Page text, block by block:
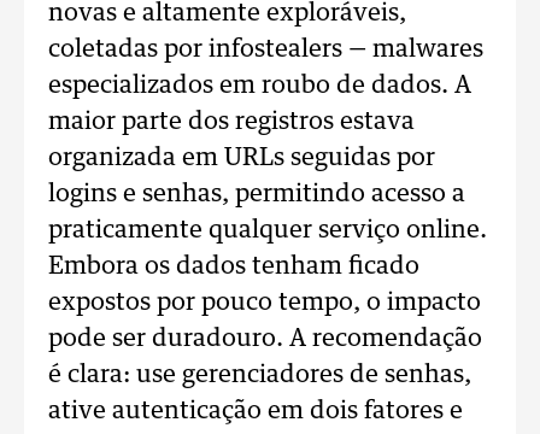
novas e altamente exploráveis,
coletadas por infostealers — malwares
especializados em roubo de dados. A
maior parte dos registros estava
organizada em URLs seguidas por
logins e senhas, permitindo acesso a
praticamente qualquer serviço online.
Embora os dados tenham ficado
expostos por pouco tempo, o impacto
pode ser duradouro. A recomendação
é clara: use gerenciadores de senhas,
ative autenticação em dois fatores e